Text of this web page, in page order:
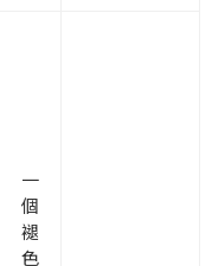
一
個
褪
色